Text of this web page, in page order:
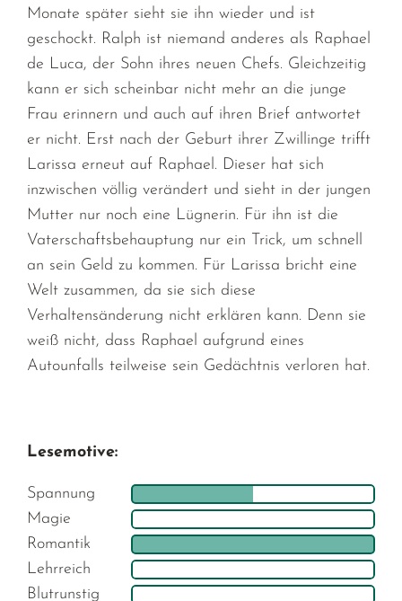
Monate später sieht sie ihn wieder und ist
geschockt. Ralph ist niemand anderes als Raphael
de Luca, der Sohn ihres neuen Chefs. Gleichzeitig
kann er sich scheinbar nicht mehr an die junge
Frau erinnern und auch auf ihren Brief antwortet
er nicht. Erst nach der Geburt ihrer Zwillinge trifft
Larissa erneut auf Raphael. Dieser hat sich
inzwischen völlig verändert und sieht in der jungen
Mutter nur noch eine Lügnerin. Für ihn ist die
Vaterschaftsbehauptung nur ein Trick, um schnell
an sein Geld zu kommen. Für Larissa bricht eine
Welt zusammen, da sie sich diese
Verhaltensänderung nicht erklären kann. Denn sie
weiß nicht, dass Raphael aufgrund eines
Autounfalls teilweise sein Gedächtnis verloren hat.
Lesemotive:
Spannung
Magie
Romantik
Lehrreich
Blutrunstig